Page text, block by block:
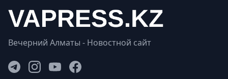
Вечерний Алматы - Новостной сайт